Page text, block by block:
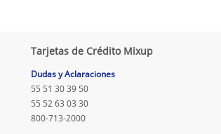
Tarjetas de Crédito Mixup
Dudas y Aclaraciones
55 51 30 39 50
55 52 63 03 30
800-713-2000